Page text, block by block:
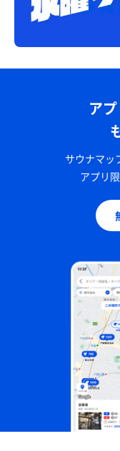
ア
サウナマッ
アプリ